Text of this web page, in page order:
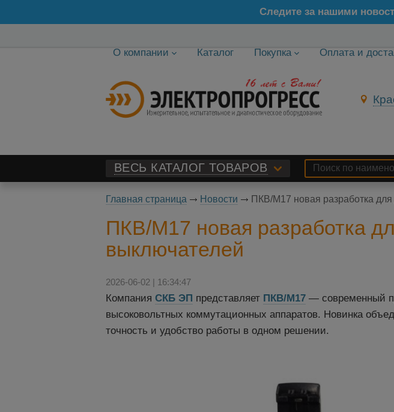
Следите за нашими
О компании
Каталог Покупка Оплата и
ВЕСЬ КАТАЛОГ ТОВАРОВ
Главная страница Новости ПКВ/М17 новая разработка
ПКВ/М17 новая разработка
выключателей
2026-06-02 | 16:34:47
Компания СКБ ЭП представляет ПКВ/М17— современный
высоковольтных коммутационных аппаратов. Новинка
точность и удобство работы в одном решении.